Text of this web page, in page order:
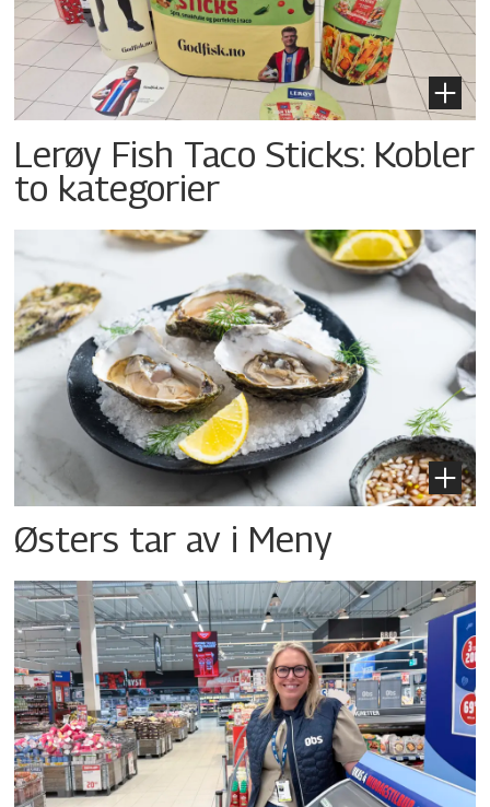
Lerøy Fish Taco Sticks: Kobler
to kategorier
Østers tar av i Meny